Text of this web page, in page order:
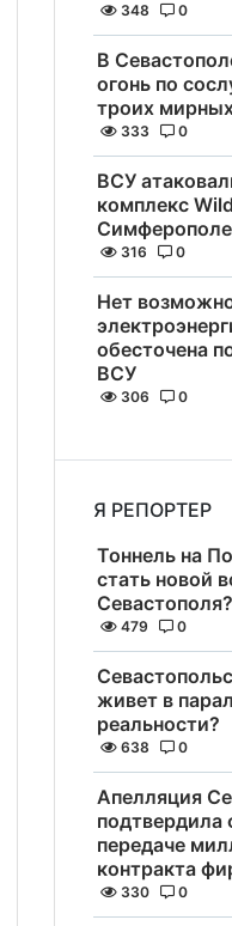
348 0
В
огонь по
троих
333 0
ВСУ
комплекс
Симферополе
316 0
Нет
обесточена
ВСУ
306 0
Я РЕПОРТЕР
Тоннель на
стать новой
Севастополя?
479 0
живет в
реальности?
638 0
Апелляция
подтвердила
передаче
контракта
330 0